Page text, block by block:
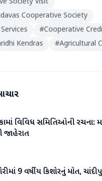
Cooperative Society
#Cooperative
Kendras #Agricultural
વિવિધ સમિતિઓની રચના:
જાહેરાત
કાંકરેજના શિહોરીમાં 9 વર્ષીય કિશોરનું